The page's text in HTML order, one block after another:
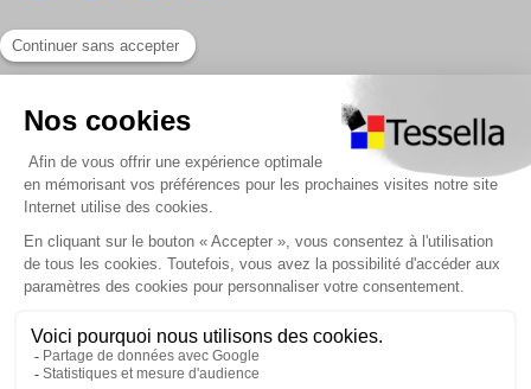
Liens utiles
Nous contacter
À propos
Paiement sécurisé
Livraison | Retour client
Nos tutos
Connexion / Inscription